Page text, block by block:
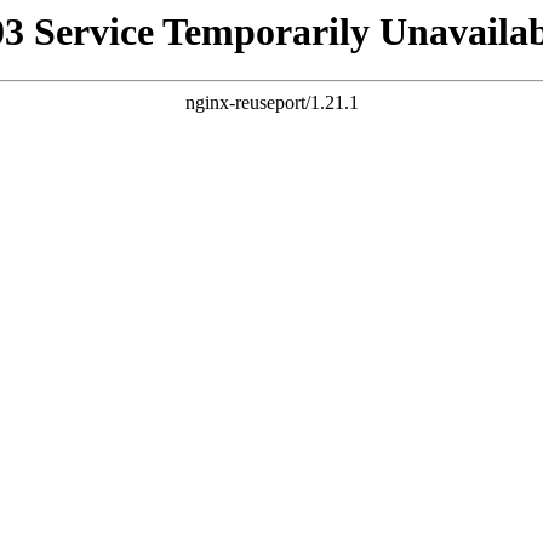
Service Temporarily
nginx-reuseport/1.21.1